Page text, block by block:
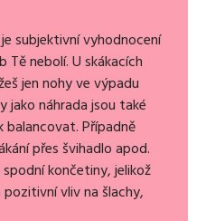
subjektivní vyhodnocení
nebolí. U skákacích
jen nohy ve výpadu
jako náhrada jsou také
balancovat. Případně
přes švihadlo apod.
končetiny, jelikož
vliv na šlachy,